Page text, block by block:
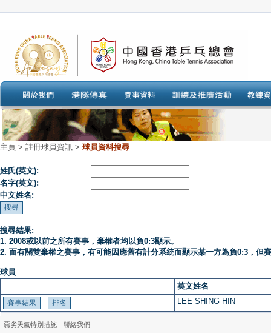
主頁 > 註冊球員資訊 > 球員資料搜尋
姓氏(英文):
名字(英文):
中文姓名:
搜尋結果:
1. 2008或以前之所有賽事，棄權者均以負0:3顯示。
2. 而有關雙棄權之賽事，有可能因應舊有計分系統而顯示某一方為負0:3，但
球員
英文姓名
LEE SHING HIN